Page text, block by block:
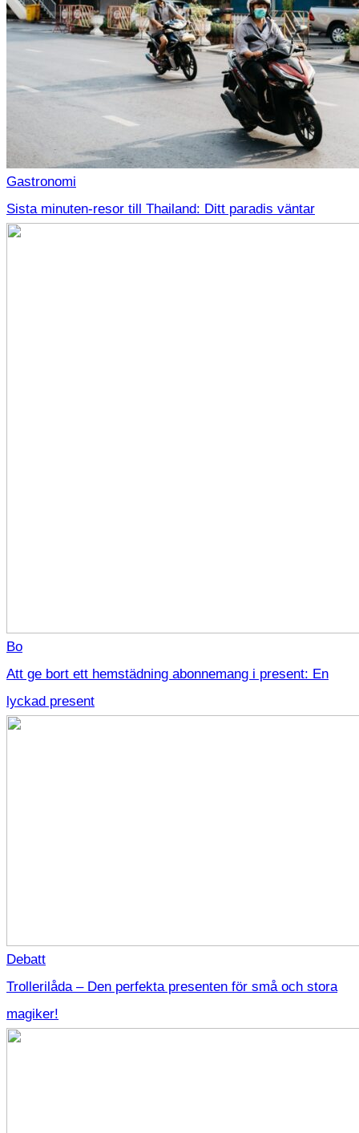
Gastronomi
Sista minuten-resor till Thailand: Ditt paradis väntar
Bo
Att ge bort ett hemstädning abonnemang i present: En
lyckad present
Debatt
Trollerilåda – Den perfekta presenten för små och stora
magiker!